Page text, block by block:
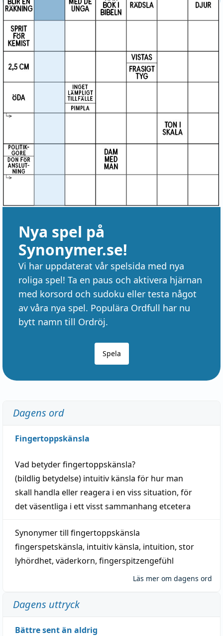
Nya spel på
Synonymer.se!
Vi har uppdaterat vår spelsida med nya
roliga spel! Ta en paus och aktivera hjärnan
med korsord och sudoku eller testa något
av våra nya spel. Populära Ordfull har nu
bytt namn till Ordröj.
Spela
Dagens ord
Fingertoppskänsla
Vad betyderfingertoppskänsla?
(bildlig betydelse) intuitiv känsla för hur man
skall handla eller reagera i en viss situation, för
det väsentliga i ett visstsammanhang etcetera
Synonymer till fingertoppskänsla
fingerspetskänsla, intuitiv känsla, intuition, stor
lyhördhet, väderkorn, fingerspitzengefühl
Läs mer om dagens ord
Dagens uttryck
Bättre sent än aldrig